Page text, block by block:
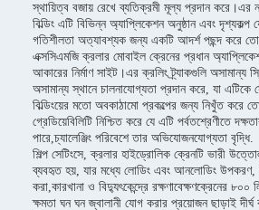
স্থায়িত্ব বজায় রেখে ব্যতিক্রমী মূল্য প্রদান করে।এর
বিল্ডিং এটি বিভিন্ন অ্যাপ্লিকেশন অনুষ্ঠান এবং
গতিশীলতা অত্যাবশ্যক জন্য একটি আদর্শ পছন্দ করে
এক্সসিএমজি ক্রলার মোবাইল ক্রেনের প্রধান
আকারের নির্মাণ সাইট।এর ক্রলিং ট্র্যাকগুলি অসামান্য
অসামান্য স্থানে চালনাযোগ্যতা প্রদান করে, যা
বিল্ডিংয়ের মতো অবকাঠামো প্রকল্পের জন্য নিখুঁত করে
গ্রেডিয়েবিলিটি নিশ্চিত করে যে এটি পর্বতশ্রেণীতে
পারে,চ্যালেঞ্জিং পরিবেশে তার অভিযোজনযোগ্যতা বৃদ্ধি.
শিল্প সেটিংসে, ক্রলার হাইড্রোলিক ক্রেনটি ভারী
ব্যবহৃত হয়, যার মধ্যে লোডিং এবং আনলোডিং উপকরণ,
করা,কারখানা ও বিদ্যুৎকেন্দ্রে রক্ষণাবেক্ষণক্রেনের ৮০০
ক্ষমতা ঘন ঘন জ্বালানী যোগ করার প্রয়োজন ছাড়াই